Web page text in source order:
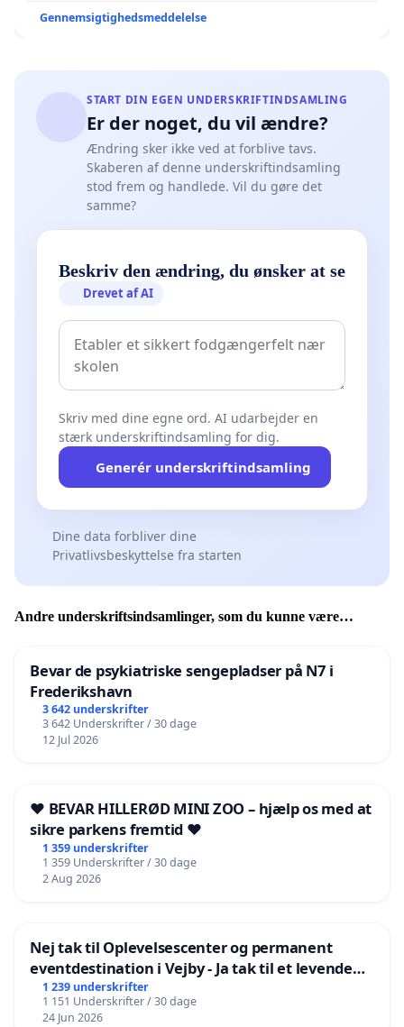
Gennemsigtighedsmeddelelse
START DIN EGEN UNDERSKRIFTINDSAMLING
Er der noget, du vil ændre?
Ændring sker ikke ved at forblive tavs.
Skaberen af denne underskriftindsamling
stod frem og handlede. Vil du gøre det
samme?
Beskriv den ændring, du ønsker at se
Drevet af AI
Skriv med dine egne ord. AI udarbejder en
stærk underskriftindsamling for dig.
Generér underskriftindsamling
Dine data forbliver dine
Privatlivsbeskyttelse fra starten
Andre underskriftsindsamlinger, som du kunne være
Bevar de psykiatriske sengepladser på N7 i
Frederikshavn
3 642 underskrifter
3 642 Underskrifter / 30 dage
12 Jul 2026
❤️ BEVAR HILLERØD MINI ZOO – hjælp os med at
sikre parkens fremtid ❤️
1 359 underskrifter
1 359 Underskrifter / 30 dage
2 Aug 2026
Nej tak til Oplevelsescenter og permanent
eventdestination i Vejby - Ja tak til et levende
lokalområde i balance
1 239 underskrifter
1 151 Underskrifter / 30 dage
24 Jun 2026